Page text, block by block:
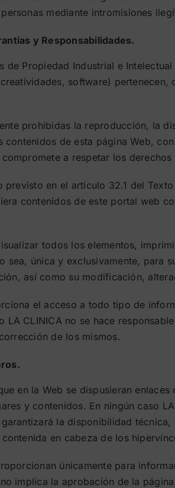
mediante intromisiones
y Responsabilidades.
de Propiedad Industrial e
software)
prohibidas la reproducción, la
contenidos de esta página Web,
compromete a respetar los
en el artículo 32.1 del
contenidos de este portal web
todos los elementos,
sea, única y exclusivamente, para
así como su modificación,
el acceso a todo tipo de
LA CLINICA no se hace
de los mismos.
en la Web se dispusieran
y contenidos. En ningún caso
la disponibilidad
en cabeza de los
únicamente para
implica la aprobación de la